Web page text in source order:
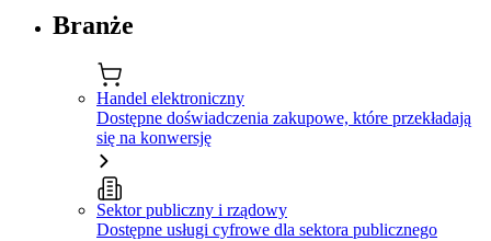
Branże
Handel elektroniczny
Dostępne doświadczenia zakupowe, które przekładają
się na konwersję
Sektor publiczny i rządowy
Dostępne usługi cyfrowe dla sektora publicznego